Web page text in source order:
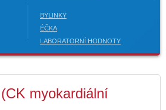
BYLINKY
ÉČKA
LABORATORNÍ HODNOTY
myokardiální